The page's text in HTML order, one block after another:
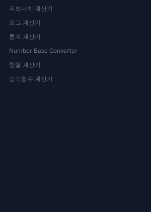
피보나치 계산기
로그 계산기
통계 계산기
Number Base Converter
행렬 계산기
삼각함수 계산기